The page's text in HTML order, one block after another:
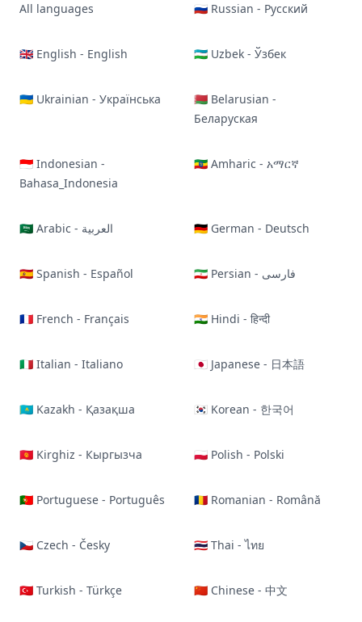
All languages 🇷🇺 Russian - Русский
🇬🇧 English - English 🇺🇿 Uzbek - Ўзбек
🇺🇦 Ukrainian - Українська
🇧🇾 Belarusian -
Беларуская
🇮🇩 Indonesian -
Bahasa_Indonesia
🇪🇹 Amharic - አማርኛ
🇸🇦 Arabic - العربية 🇩🇪 German - Deutsch
🇪🇸 Spanish - Español 🇮🇷 Persian - فارسی
🇫🇷 French - Français 🇮🇳 Hindi - हिन्दी
🇮🇹 Italian - Italiano 🇯🇵 Japanese - 日本語
🇰🇿 Kazakh - Қазақша 🇰🇷 Korean - 한국어
🇰🇬 Kirghiz - Кыргызча 🇵🇱 Polish - Polski
🇵🇹 Portuguese - Português 🇷🇴 Romanian - Română
🇨🇿 Czech - Česky 🇹🇭 Thai - ไทย
🇹🇷 Turkish - Türkçe 🇨🇳 Chinese - 中文